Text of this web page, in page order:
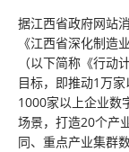
据江西省政府网站
《江西省深化制造
（以下简称《行动
目标，即推动1万
1000家以上企业数
场景，打造20个产
同、重点产业集群